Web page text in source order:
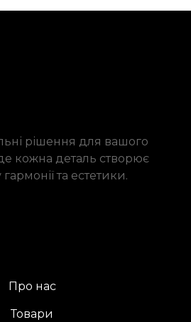
рішення для вашого
кожна деталь створює
та естетики.
Про нас
Товари